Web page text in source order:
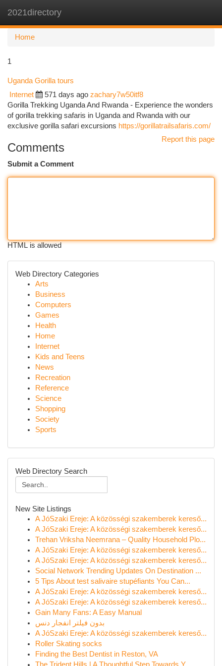
2021directory
Home
1
Uganda Gorilla tours
Internet 571 days ago zachary7w50itf8
Gorilla Trekking Uganda And Rwanda - Experience the wonders
of gorilla trekking safaris in Uganda and Rwanda with our
exclusive gorilla safari excursions https://gorillatrailsafaris.com/
Report this page
Comments
Submit a Comment
HTML is allowed
Web Directory Categories
Arts
Business
Computers
Games
Health
Home
Internet
Kids and Teens
News
Recreation
Reference
Science
Shopping
Society
Sports
Web Directory Search
New Site Listings
A JóSzaki Ereje: A közösségi szakemberek kereső...
A JóSzaki Ereje: A közösségi szakemberek kereső...
Trehan Vriksha Neemrana – Quality Household Plo...
A JóSzaki Ereje: A közösségi szakemberek kereső...
A JóSzaki Ereje: A közösségi szakemberek kereső...
Social Network Trending Updates On Destination ...
5 Tips About test salivaire stupéfiants You Can...
A JóSzaki Ereje: A közösségi szakemberek kereső...
A JóSzaki Ereje: A közösségi szakemberek kereső...
Gain Many Fans: A Easy Manual
بدون فیلتر انفجار دنس
A JóSzaki Ereje: A közösségi szakemberek kereső...
Roller Skating socks
Finding the Best Dentist in Reston, VA